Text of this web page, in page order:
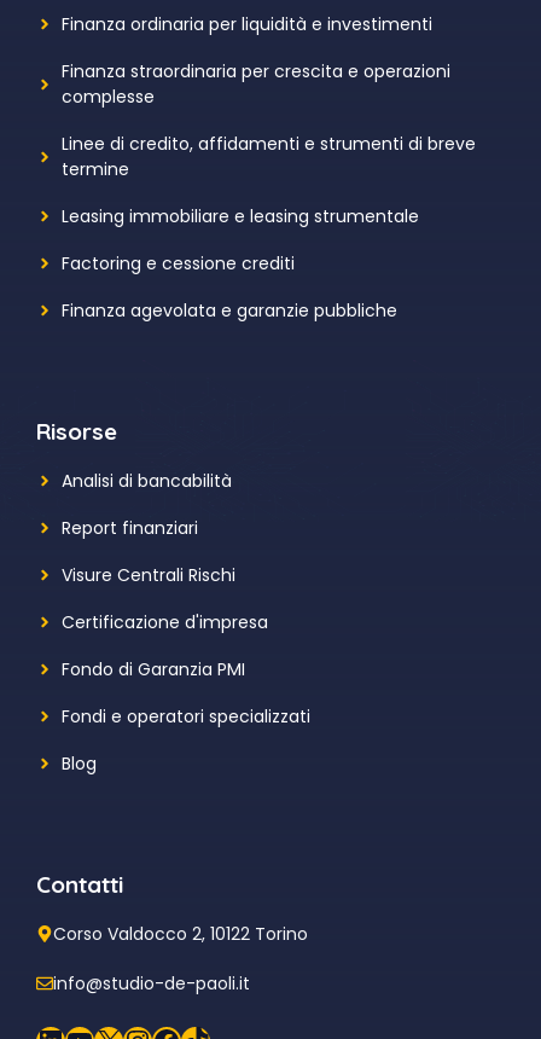
Finanza ordinaria per liquidità e investimenti
Finanza straordinaria per crescita e operazioni
complesse
Linee di credito, affidamenti e strumenti di breve
termine
Leasing immobiliare e leasing strumentale
Factoring e cessione crediti
Finanza agevolata e garanzie pubbliche
Risorse
Analisi di bancabilità
Report finanziari
Visure Centrali Rischi
Certificazione d'impresa
Fondo di Garanzia PMI
Fondi e operatori specializzati
Blog
Contatti
Corso Valdocco 2, 10122 Torino
info@studio-de-paoli.it